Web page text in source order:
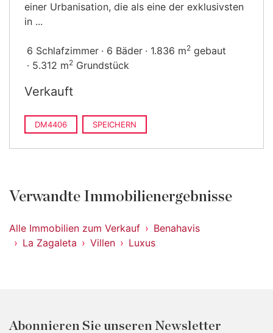
einer Urbanisation, die als eine der exklusivsten
in ...
6 Schlafzimmer 6 Bäder 1.836 m2 gebaut
5.312 m2 Grundstück
Verkauft
DM4406 SPEICHERN
Verwandte Immobilienergebnisse
Alle Immobilien zum Verkauf
Benahavis
La Zagaleta
Villen Luxus
Abonnieren Sie unseren Newsletter